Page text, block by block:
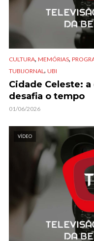
CULTURA, MEMÓRIAS,
TUBIJORNAL , UBI
Cidade Celeste:
desafia o tempo
01/06/2026
VÍDEO